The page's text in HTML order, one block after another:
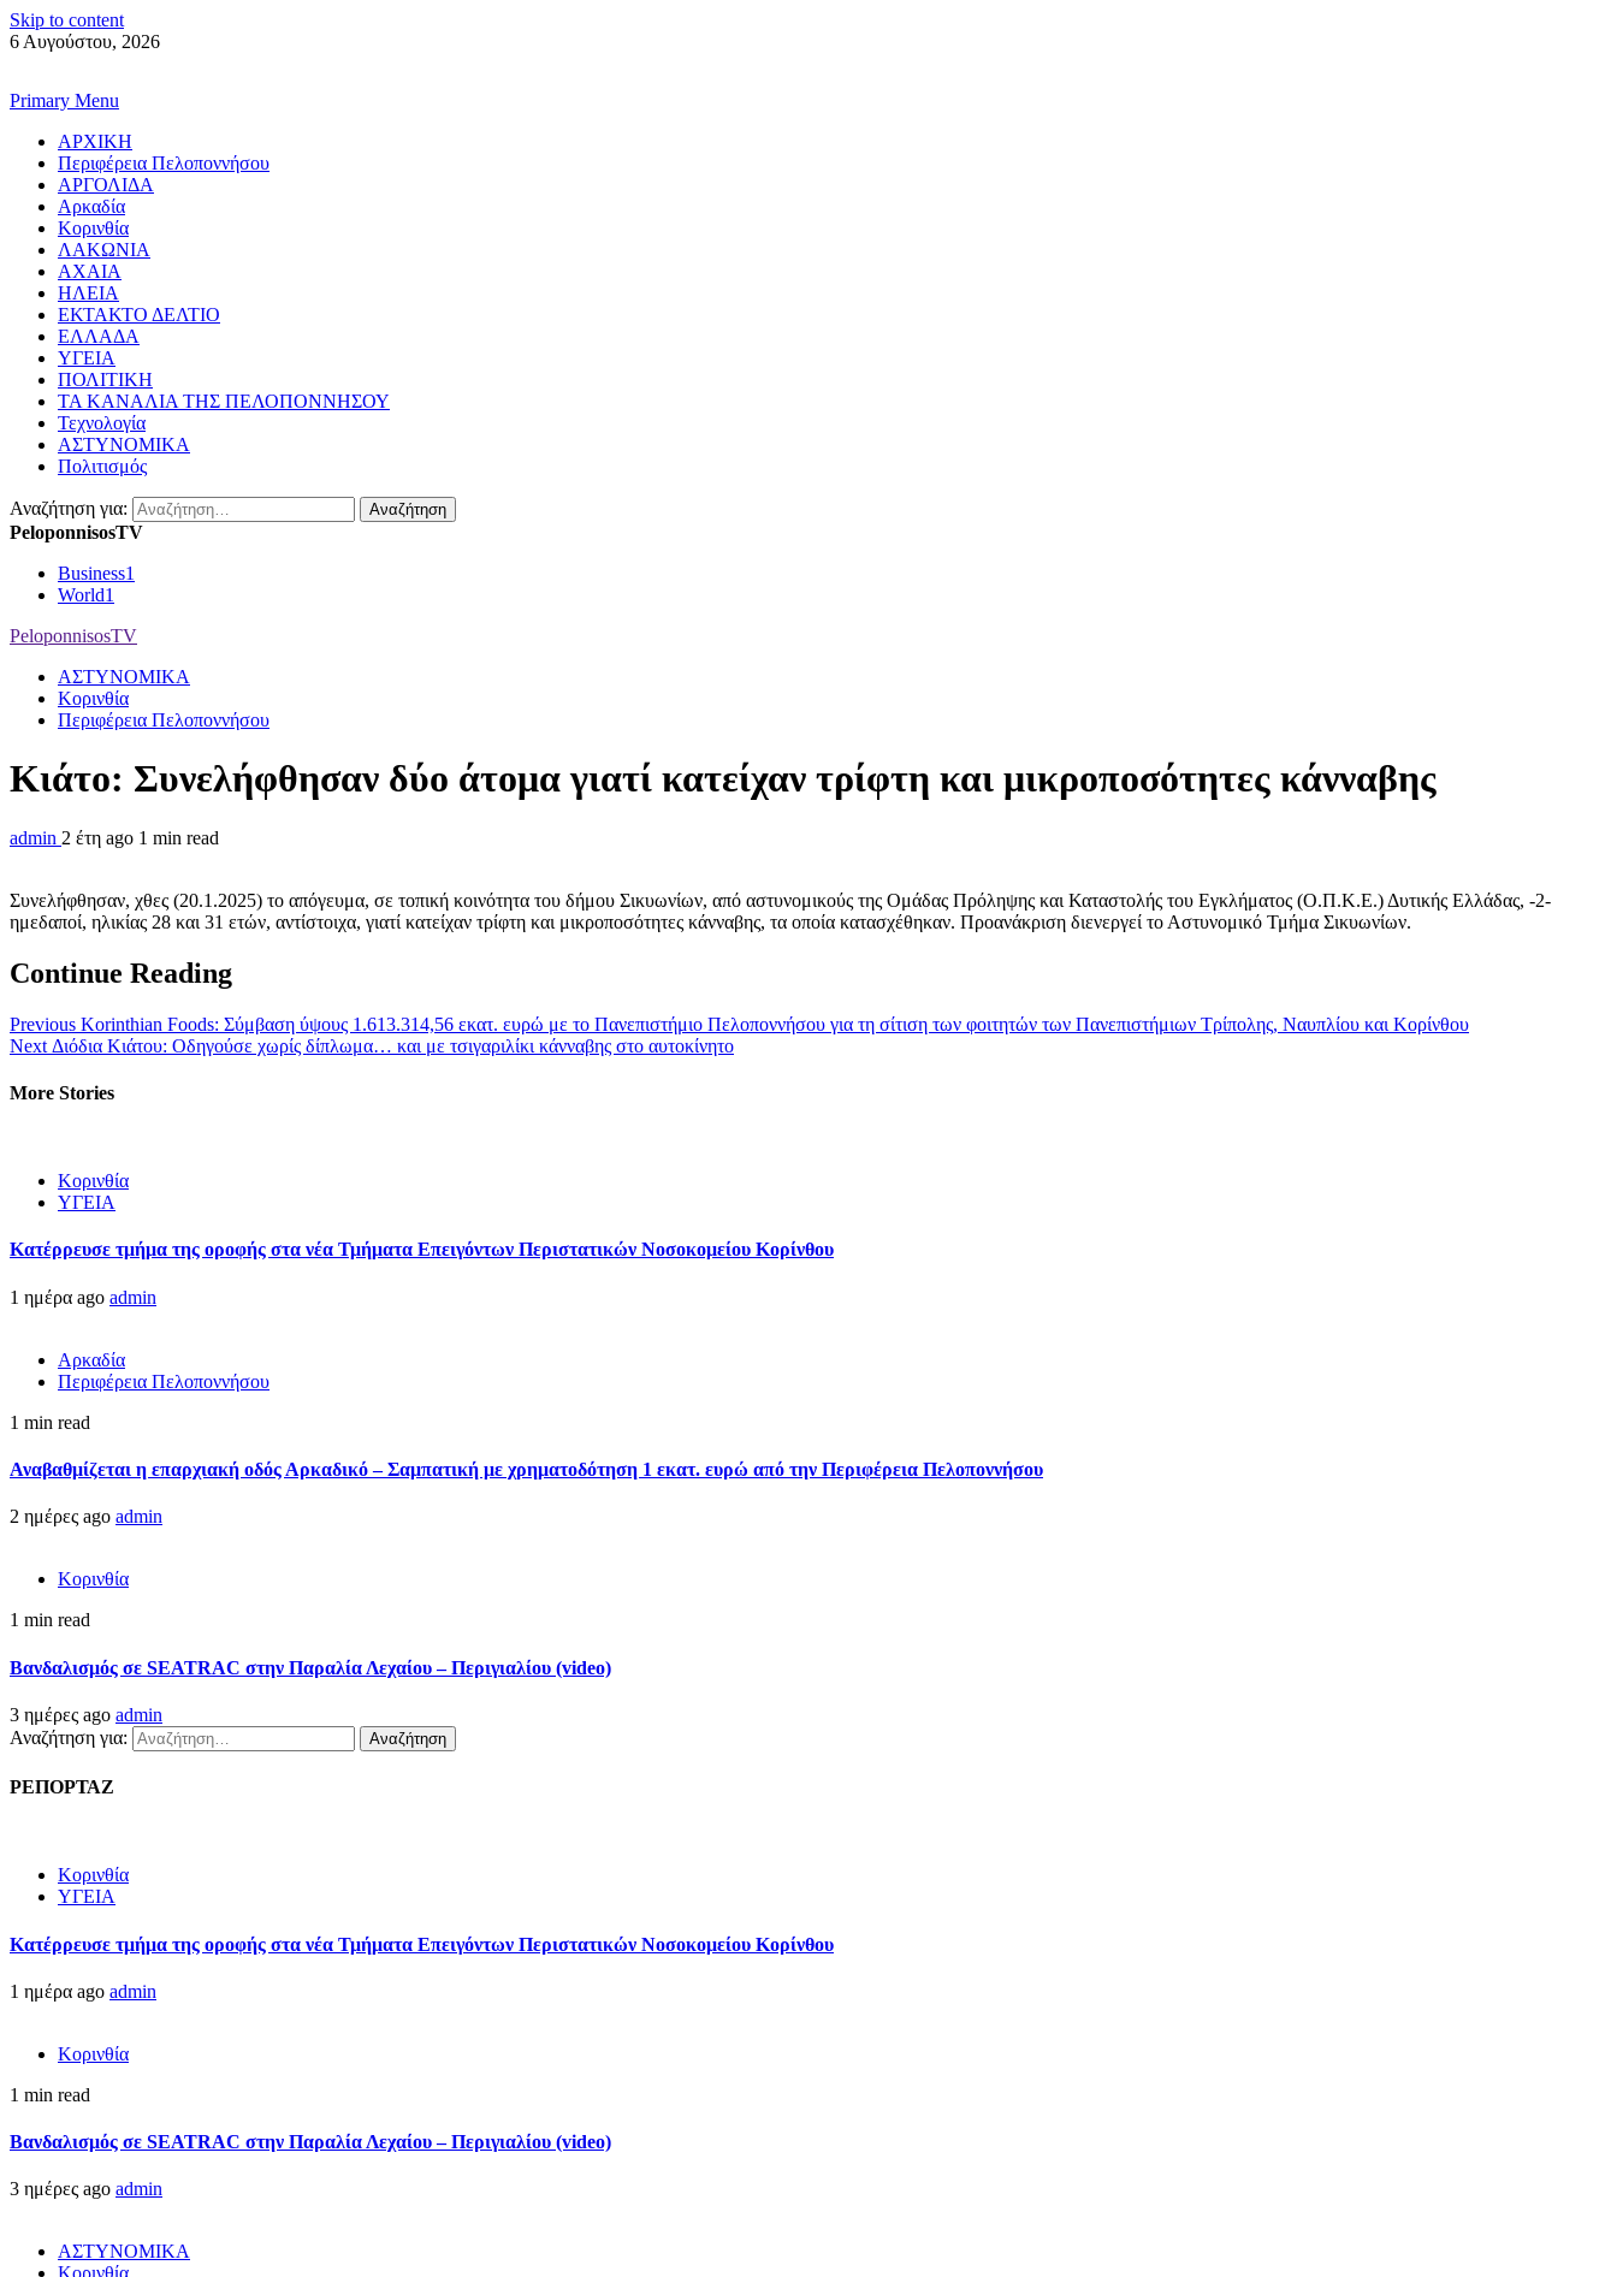
Skip to content
6 Αυγούστου, 2026
Primary Menu
ΑΡΧΙΚΗ
Περιφέρεια Πελοποννήσου
ΑΡΓΟΛΙΔΑ
Αρκαδία
Κορινθία
ΛΑΚΩΝΙΑ
ΑΧΑΙΑ
ΗΛΕΙΑ
ΕΚΤΑΚΤΟ ΔΕΛΤΙΟ
ΕΛΛΑΔΑ
ΥΓΕΙΑ
ΠΟΛΙΤΙΚΗ
ΤΑ ΚΑΝΑΛΙΑ ΤΗΣ ΠΕΛΟΠΟΝΝΗΣΟΥ
Τεχνολογία
ΑΣΤΥΝΟΜΙΚΑ
Πολιτισμός
Αναζήτηση για:
PeloponnisosTV
Business1
World1
PeloponnisosTV
ΑΣΤΥΝΟΜΙΚΑ
Κορινθία
Περιφέρεια Πελοποννήσου
Κιάτο: Συνελήφθησαν δύο άτομα γιατί κατείχαν τρίφτη και μικροποσότητες κάνναβης
admin 2 έτη ago 1 min read
Συνελήφθησαν, χθες (20.1.2025) το απόγευμα, σε τοπική κοινότητα του δήμου Σικυωνίων, από αστυνομικούς της Ομάδας Πρόληψης και Καταστολής του Εγκλήματος (Ο.Π.Κ.Ε.) Δυτικής Ελλάδας, -2-
ημεδαποί, ηλικίας 28 και 31 ετών, αντίστοιχα, γιατί κατείχαν τρίφτη και μικροποσότητες κάνναβης, τα οποία κατασχέθηκαν. Προανάκριση διενεργεί το Αστυνομικό Τμήμα Σικυωνίων.
Continue Reading
Previous Korinthian Foods: Σύμβαση ύψους 1.613.314,56 εκατ. ευρώ με το Πανεπιστήμιο Πελοποννήσου για τη σίτιση των φοιτητών των Πανεπιστήμιων Τρίπολης, Ναυπλίου και Κoρίνθου
Next Διόδια Κιάτου: Οδηγούσε χωρίς δίπλωμα… και με τσιγαριλίκι κάνναβης στο αυτοκίνητο
More Stories
Κορινθία
ΥΓΕΙΑ
Kατέρρευσε τμήμα της οροφής στα νέα Τμήματα Επειγόντων Περιστατικών Νοσοκομείου Κορίνθου
1 ημέρα ago admin
Αρκαδία
Περιφέρεια Πελοποννήσου
1 min read
Αναβαθμίζεται η επαρχιακή οδός Αρκαδικό – Σαμπατική με χρηματοδότηση 1 εκατ. ευρώ από την Περιφέρεια Πελοποννήσου
2 ημέρες ago admin
Κορινθία
1 min read
Βανδαλισμός σε SEATRAC στην Παραλία Λεχαίου – Περιγιαλίου (video)
3 ημέρες ago admin
Αναζήτηση για:
ΡΕΠΟΡΤΑΖ
Κορινθία
ΥΓΕΙΑ
Kατέρρευσε τμήμα της οροφής στα νέα Τμήματα Επειγόντων Περιστατικών Νοσοκομείου Κορίνθου
1 ημέρα ago admin
Κορινθία
1 min read
Βανδαλισμός σε SEATRAC στην Παραλία Λεχαίου – Περιγιαλίου (video)
3 ημέρες ago admin
ΑΣΤΥΝΟΜΙΚΑ